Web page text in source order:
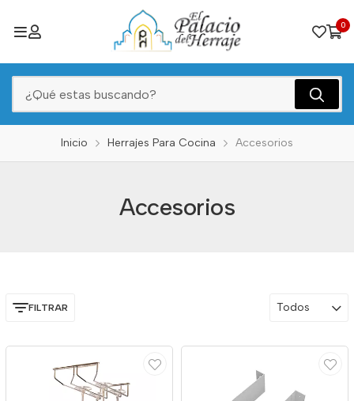
0
Inicio Herrajes Para Cocina Accesorios
Accesorios
FILTRAR Todos